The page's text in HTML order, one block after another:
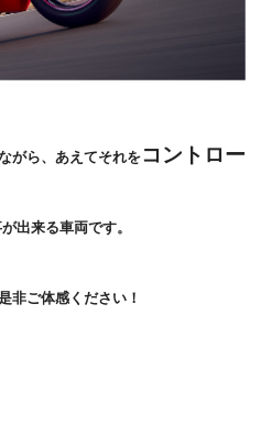
がら、あえてそれをコントロー
出来る車両です。
非ご体感ください！